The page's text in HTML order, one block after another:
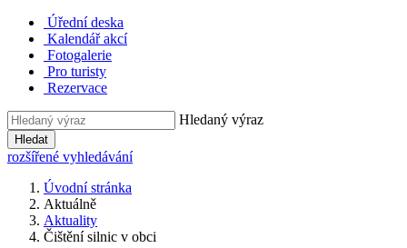
Úřední deska
Kalendář akcí
Fotogalerie
Pro turisty
Rezervace
Hledaný výraz
Hledat
rozšířené vyhledávání
Úvodní stránka
Aktuálně
Aktuality
Čištění silnic v obci